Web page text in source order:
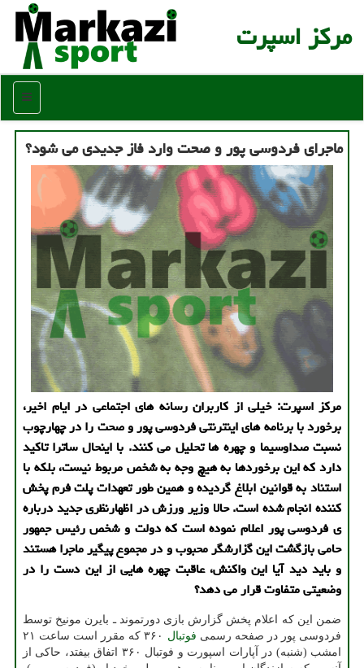
مركز اسپرت
منو
ماجرای فردوسی پور و صحت وارد فاز جدیدی می شود؟
مرکز اسپرت: خیلی از کاربران رسانه های اجتماعی در ایام اخیر،
برخورد با برنامه های اینترنتی فردوسی پور و صحت را در چهارچوب
نسبت صداوسیما و چهره ها تحلیل می کنند. با اینحال ساترا تاکید
دارد که این برخوردها به هیچ وجه به شخص مربوط نیست، بلکه با
استناد به قوانین ابلاغ گردیده و همین طور تعهدات پلت فرم پخش
کننده انجام شده است. حالا وزیر ورزش در اظهارنظری جدید درباره
ی فردوسی پور اعلام نموده است که دولت و شخص رئیس جمهور
حامی بازگشت این گزارشگر محبوب و در مجموع پیگیر ماجرا هستند
و باید دید آیا این واکنش، عاقبت چهره هایی از این دست را در
وضعیتی متفاوت قرار می دهد؟
ضمن این که اعلام پخش گزارش بازی دورتموند ـ بایرن مونیخ توسط
فردوسی پور در صفحه رسمی فوتبال
۳۶۰ که مقرر است ساعت ۲۱
امشب (شنبه) در آپارات اسپورت و فوتبال ۳۶۰ اتفاق بیفتد، حاکی از